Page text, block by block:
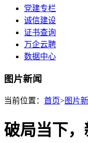
党建专栏
诚信建设
证书查询
万企云聘
数据中心
图片新闻
当前位置： 首页>图片
破局当下，